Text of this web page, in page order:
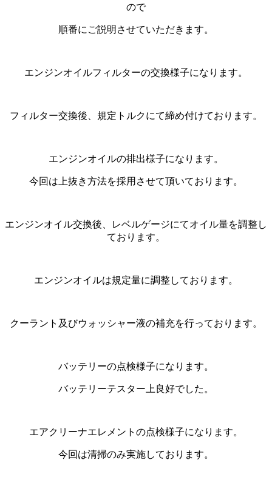
ので
順番にご説明させていただきます。
エンジンオイルフィルターの交換様子になります。
フィルター交換後、規定トルクにて締め付けております。
エンジンオイルの排出様子になります。
今回は上抜き方法を採用させて頂いております。
エンジンオイル交換後、レベルゲージにてオイル量を調整し
ております。
エンジンオイルは規定量に調整しております。
クーラント及びウォッシャー液の補充を行っております。
バッテリーの点検様子になります。
バッテリーテスター上良好でした。
エアクリーナエレメントの点検様子になります。
今回は清掃のみ実施しております。